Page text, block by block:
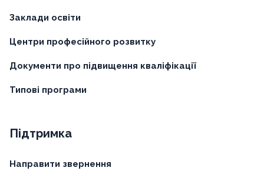
Заклади освіти
Центри професійного розвитку
Документи про підвищення кваліфікації
Типові програми
Підтримка
Направити звернення